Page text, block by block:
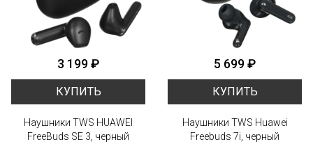
3 199 ₽
КУПИТЬ
Наушники TWS HUAWEI
FreeBuds SE 3, черный
5 699 ₽
КУПИТЬ
Наушники TWS Huawei
Freebuds 7i, черный